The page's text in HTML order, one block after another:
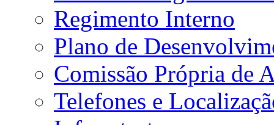
Regimento Interno
Plano de
Comissão Própria de
Telefones e